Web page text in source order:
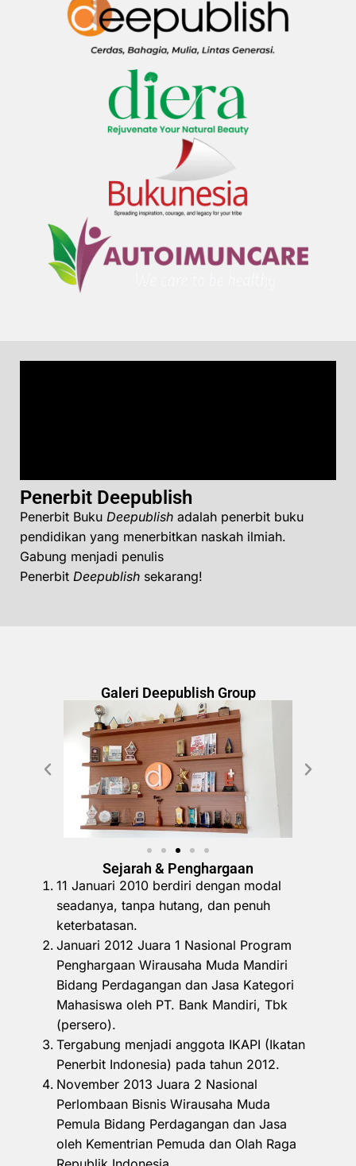
Penerbit Deepublish
Penerbit Buku Deepublish adalah penerbit buku
pendidikan yang menerbitkan naskah ilmiah.
Gabung menjadi penulis
Penerbit Deepublish sekarang!
Galeri Deepublish Group
Sejarah & Penghargaan
11 Januari 2010 berdiri dengan modal
seadanya, tanpa hutang, dan penuh
keterbatasan.
Januari 2012 Juara 1 Nasional Program
Penghargaan Wirausaha Muda Mandiri
Bidang Perdagangan dan Jasa Kategori
Mahasiswa oleh PT. Bank Mandiri, Tbk
(persero).
Tergabung menjadi anggota IKAPI (Ikatan
Penerbit Indonesia) pada tahun 2012.
November 2013 Juara 2 Nasional
Perlombaan Bisnis Wirausaha Muda
Pemula Bidang Perdagangan dan Jasa
oleh Kementrian Pemuda dan Olah Raga